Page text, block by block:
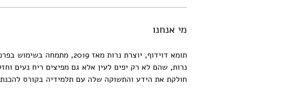
מי אנחנו
תומא דוידוף, יוצרת נרות
נרות, שהם לא רק יפים לעין אלא גם מפיצים ריח נעים
חולקת את הידע והתשוקה שלה עם תלמידיה בקורס